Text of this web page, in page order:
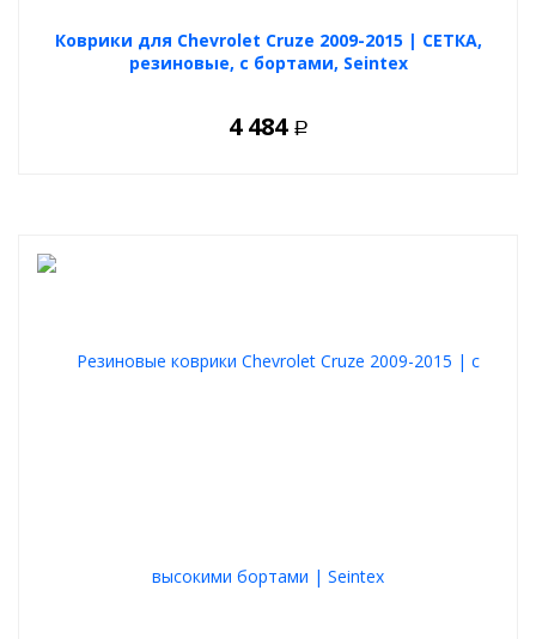
Коврики для Chevrolet Cruze 2009-2015 | СЕТКА,
резиновые, с бортами, Seintex
4 484 Р